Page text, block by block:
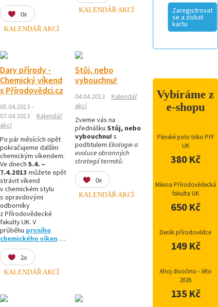
0x
KALENDÁŘ AKCÍ
KALENDÁŘ AKCÍ
Dary přírody -
Chemický víkend
s Přírodovědci.cz
05.04.2013 -
07.04.2013
Kalendář
akcí
Po pár měsících opět
pokračujeme dalším
chemickým víkendem.
Ve dnech 5.4. –
7.4.2013 můžete opět
strávit víkend
v chemickém stylu
s opravdovými
odborníky
z Přírodovědecké
fakulty UK. V
průběhu prvního
chemického víken …
2x
KALENDÁŘ AKCÍ
Stůj, nebo
vybouchnu!
04.04.2013
Kalendář
akcí
Zveme vás na
přednášku Stůj, nebo
vybouchnu!s
podtitulem Ekologie a
evoluce obranných
strategií termitů.
0x
KALENDÁŘ AKCÍ
Zaregistrovat
se a získat
kartu
Vybíráme z
e-shopu
Pánské polo triko PřF
UK
380 Kč
Mikina Přírodovědecká
fakulta UK
650 Kč
Deník přírodovědce
149 Kč
Ahoj divočino - léto
2026
135 Kč